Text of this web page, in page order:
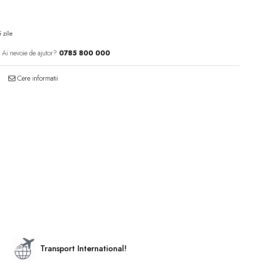
zile
Ai nevoie de ajutor? 0785 800 000
Cere informatii
Transport International!